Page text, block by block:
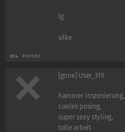
lg
silke
#24 REPORT
[gone] User_319
hammer inszenierung,
cooles posing,
super sexy styling,
tolle arbeit